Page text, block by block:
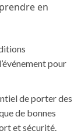
en
pour
de porter des
de bonnes
et sécurité.